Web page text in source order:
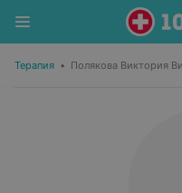
Терапия • Полякова Виктория